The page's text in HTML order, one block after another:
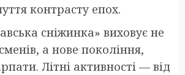
контрасту епох.
сніжинка» виховує не
а нове покоління,
Літні активності — від